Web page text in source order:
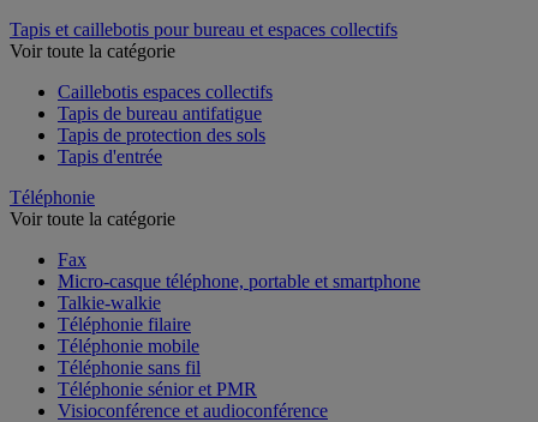
Tapis et caillebotis pour bureau et espaces collectifs
Voir toute la catégorie
Caillebotis espaces collectifs
Tapis de bureau antifatigue
Tapis de protection des sols
Tapis d'entrée
Téléphonie
Voir toute la catégorie
Fax
Micro-casque téléphone, portable et smartphone
Talkie-walkie
Téléphonie filaire
Téléphonie mobile
Téléphonie sans fil
Téléphonie sénior et PMR
Visioconférence et audioconférence